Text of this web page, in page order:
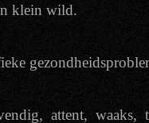
klein wild.
attent, waaks,